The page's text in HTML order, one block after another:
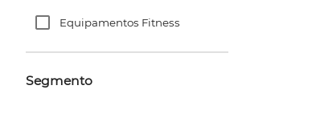
Equipamentos Fitness
Segmento